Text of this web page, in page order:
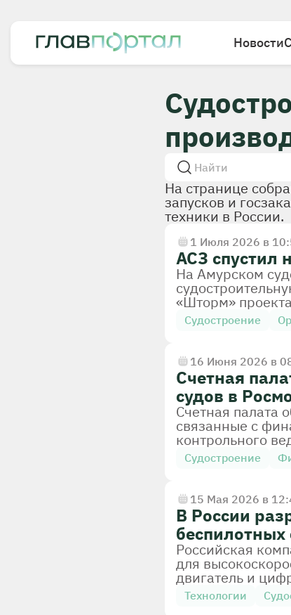
Новости
На странице
запусков и
техники в России.
1 Июля 2026 в
АСЗ спустил
На Амурском
«Шторм»
Судостроение
16 Июня 2026 в
Счетная
судов в
Счетная палата
связанные с
контрольного
составил почти
Судостроение
15 Мая 2026 в
В России
беспилотных
Российская
для
двигатель и
режиме.
Технологии